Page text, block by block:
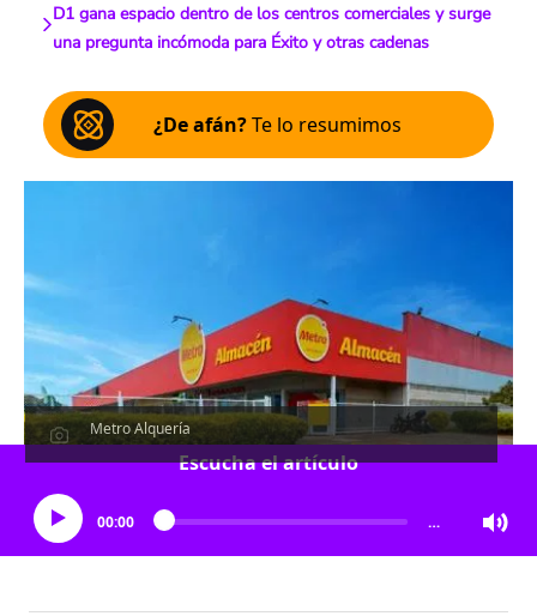
D1 gana espacio dentro de los centros comerciales y surge
una pregunta incómoda para Éxito y otras cadenas
¿De afán?Te lo resumimos
Metro Alquería
Escucha el artículo
00:00 …